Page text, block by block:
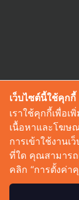
เว็บไซต์นี้ใช้คุกกี้
เราใช้คุกกี้เพื่อ
เนื้อหาและโฆษ
การเข้าใช้งานเ
ที่ใด คุณสามารถ
คลิก “การตั้งค่า